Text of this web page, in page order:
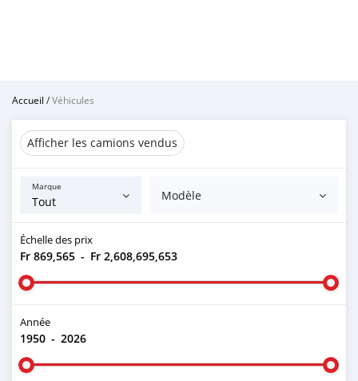
Accueil /Véhicules
Afficher les camions vendus
Marque
Modèle
Échelle des prix
Fr 869,565 - Fr 2,608,695,653
Année
1950 - 2026